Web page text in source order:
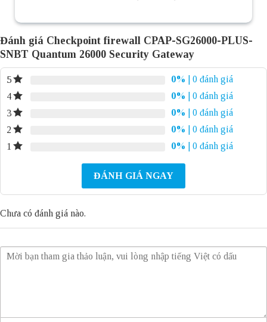
Đánh giá Checkpoint firewall CPAP-SG26000-PLUS-
SNBT Quantum 26000 Security Gateway
5 0%
| 0 đánh giá
4
0%
| 0 đánh giá
3
0%
| 0 đánh giá
2
0%
| 0 đánh giá
1
0% | 0 đánh giá
ĐÁNH GIÁ NGAY
Chưa có đánh giá nào.